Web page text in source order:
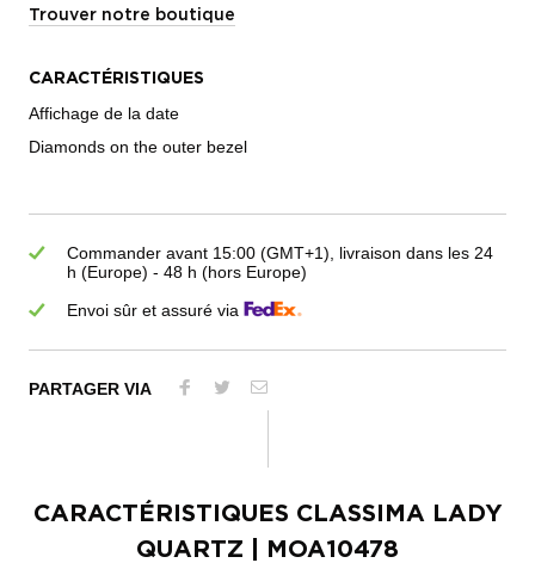
Trouver notre boutique
CARACTÉRISTIQUES
Affichage de la date
Diamonds on the outer bezel
Commander avant 15:00 (GMT+1), livraison dans les 24
h (Europe) - 48 h (hors Europe)
Envoi sûr et assuré via
PARTAGER VIA
CARACTÉRISTIQUES CLASSIMA LADY
QUARTZ | MOA10478